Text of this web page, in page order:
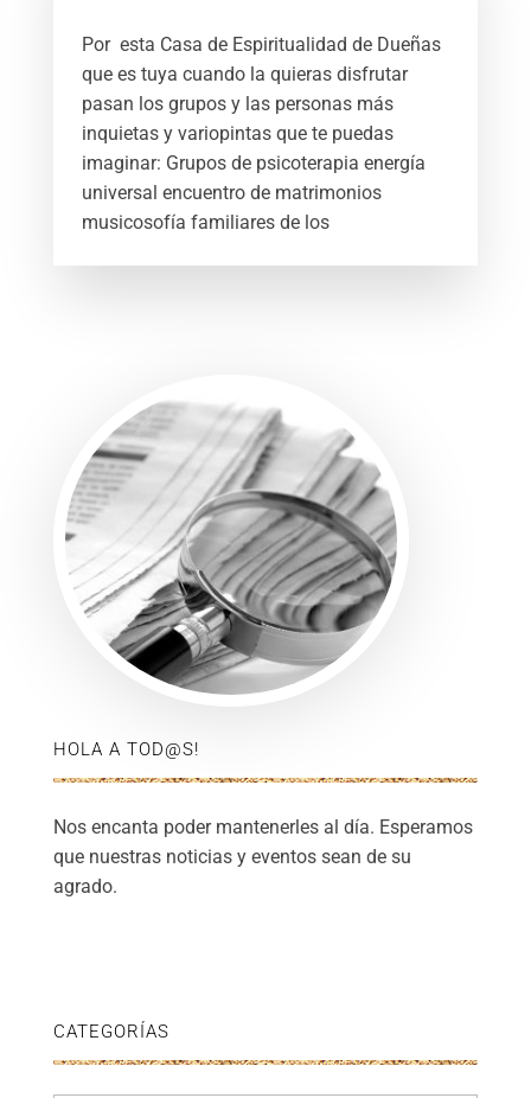
Por esta Casa de Espiritualidad de Dueñas
que es tuya cuando la quieras disfrutar
pasan los grupos y las personas más
inquietas y variopintas que te puedas
imaginar: Grupos de psicoterapia energía
universal encuentro de matrimonios
musicosofía familiares de los
HOLA A TOD@S!
Nos encanta poder mantenerles al día. Esperamos
que nuestras noticias y eventos sean de su
agrado.
CATEGORÍAS